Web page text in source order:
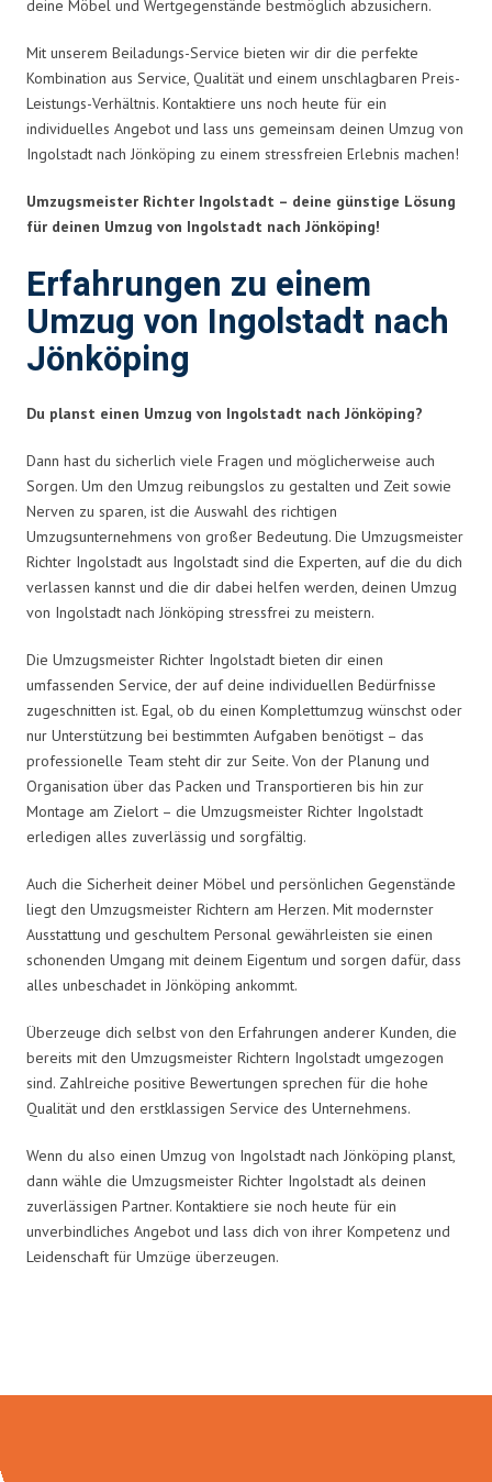
deine Möbel und Wertgegenstände bestmöglich abzusichern.
Mit unserem Beiladungs-Service bieten wir dir die perfekte
Kombination aus Service, Qualität und einem unschlagbaren Preis-
Leistungs-Verhältnis. Kontaktiere uns noch heute für ein
individuelles Angebot und lass uns gemeinsam deinen Umzug von
Ingolstadt nach Jönköping zu einem stressfreien Erlebnis machen!
Umzugsmeister Richter Ingolstadt – deine günstige Lösung
für deinen Umzug von Ingolstadt nach Jönköping!
Erfahrungen zu einem
Umzug von Ingolstadt nach
Jönköping
Du planst einen Umzug von Ingolstadt nach Jönköping?
Dann hast du sicherlich viele Fragen und möglicherweise auch
Sorgen. Um den Umzug reibungslos zu gestalten und Zeit sowie
Nerven zu sparen, ist die Auswahl des richtigen
Umzugsunternehmens von großer Bedeutung. Die Umzugsmeister
Richter Ingolstadt aus Ingolstadt sind die Experten, auf die du dich
verlassen kannst und die dir dabei helfen werden, deinen Umzug
von Ingolstadt nach Jönköping stressfrei zu meistern.
Die Umzugsmeister Richter Ingolstadt bieten dir einen
umfassenden Service, der auf deine individuellen Bedürfnisse
zugeschnitten ist. Egal, ob du einen Komplettumzug wünschst oder
nur Unterstützung bei bestimmten Aufgaben benötigst – das
professionelle Team steht dir zur Seite. Von der Planung und
Organisation über das Packen und Transportieren bis hin zur
Montage am Zielort – die Umzugsmeister Richter Ingolstadt
erledigen alles zuverlässig und sorgfältig.
Auch die Sicherheit deiner Möbel und persönlichen Gegenstände
liegt den Umzugsmeister Richtern am Herzen. Mit modernster
Ausstattung und geschultem Personal gewährleisten sie einen
schonenden Umgang mit deinem Eigentum und sorgen dafür, dass
alles unbeschadet in Jönköping ankommt.
Überzeuge dich selbst von den Erfahrungen anderer Kunden, die
bereits mit den Umzugsmeister Richtern Ingolstadt umgezogen
sind. Zahlreiche positive Bewertungen sprechen für die hohe
Qualität und den erstklassigen Service des Unternehmens.
Wenn du also einen Umzug von Ingolstadt nach Jönköping planst,
dann wähle die Umzugsmeister Richter Ingolstadt als deinen
zuverlässigen Partner. Kontaktiere sie noch heute für ein
unverbindliches Angebot und lass dich von ihrer Kompetenz und
Leidenschaft für Umzüge überzeugen.